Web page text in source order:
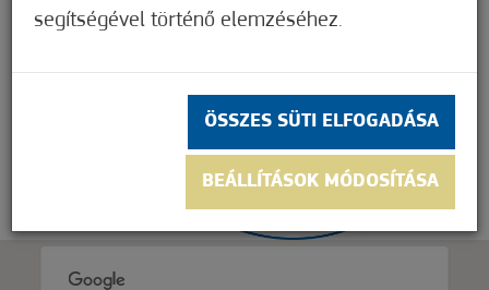
segítségével történő elemzéséhez.
ÖSSZES SÜTI ELFOGADÁSA
BEÁLLÍTÁSOK MÓDOSÍTÁSA